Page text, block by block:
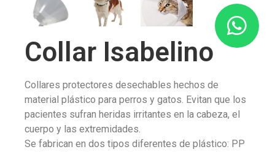
Collar Isabelino
Collares protectores desechables hechos de
material plástico para perros y gatos. Evitan que los
pacientes sufran heridas irritantes en la cabeza, el
cuerpo y las extremidades.
Se fabrican en dos tipos diferentes de plástico: PP